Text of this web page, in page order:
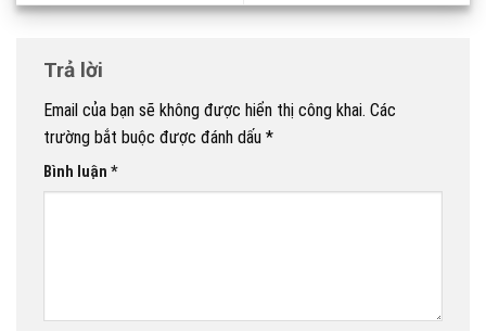
Trả lời
Email của bạn sẽ không được hiển thị công khai. Các
trường bắt buộc được đánh dấu *
Bình luận *